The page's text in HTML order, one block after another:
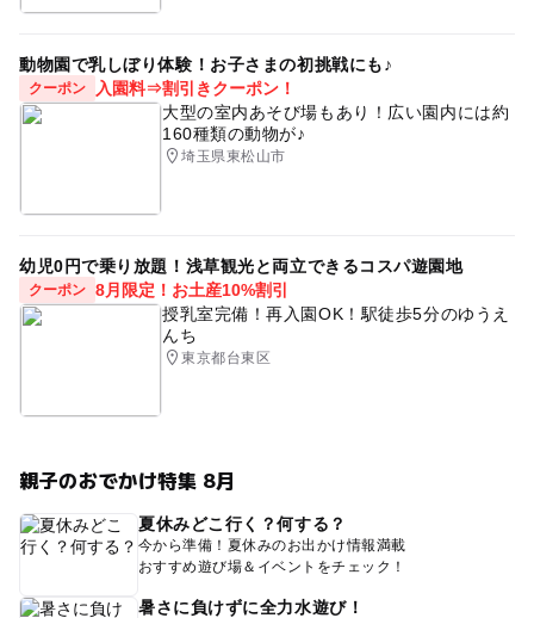
動物園で乳しぼり体験！お子さまの初挑戦にも♪
クーポン
入園料⇒割引きクーポン！
大型の室内あそび場もあり！広い園内には約
160種類の動物が♪
埼玉県東松山市
幼児0円で乗り放題！浅草観光と両立できるコスパ遊園地
クーポン 8月限定！お土産10%割引
授乳室完備！再入園OK！駅徒歩5分のゆうえ
んち
東京都台東区
親子のおでかけ特集 8月
夏休みどこ行く？何する？
今から準備！夏休みのお出かけ情報満載
おすすめ遊び場＆イベントをチェック！
暑さに負けずに全力水遊び！